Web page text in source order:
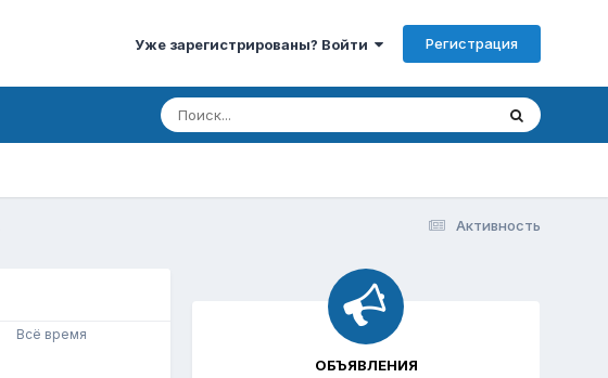
Уже зарегистрированы? Войти Регистрация
Активность
Всё время
ОБЪЯВЛЕНИЯ